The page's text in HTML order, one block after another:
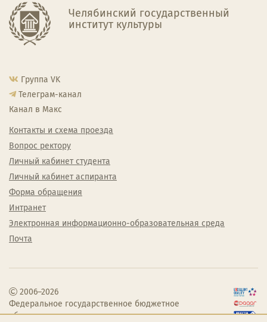
Челябинский государственный
институт культуры
Группа VK
Телеграм-канал
Канал в Макс
Контакты и схема проезда
Вопрос ректору
Личный кабинет студента
Личный кабинет аспиранта
Форма обращения
Интранет
Электронная информационно-образовательная среда
Почта
2006–2026
Федеральное государственное бюджетное
образовательное учреждение высшего